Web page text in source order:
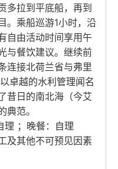
拉到平底船，再到
。乘船巡游1小时，沿
自由活动时间享用午
与餐饮建议。继续前
接北荷兰省与弗里
卓越的水利管理闻名
昔日的南北海（今艾
范。
理 ；晚餐：自理
及其他不可预见因素